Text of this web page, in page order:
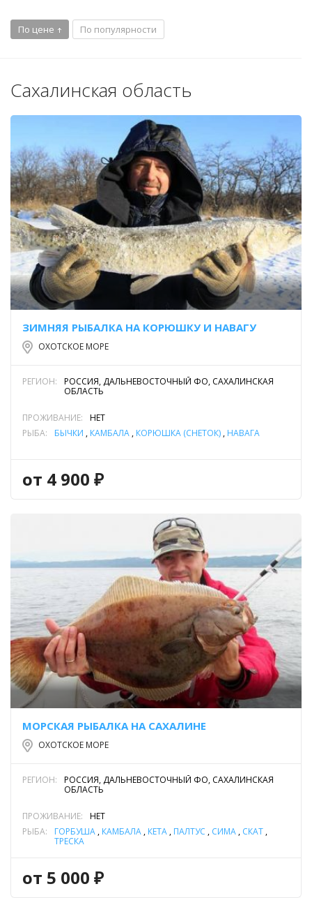
По цене По популярности
Сахалинская область
ЗИМНЯЯ РЫБАЛКА НА КОРЮШКУ И НАВАГУ
ОХОТСКОЕ МОРЕ
РЕГИОН:
РОССИЯ, ДАЛЬНЕВОСТОЧНЫЙ ФО, САХАЛИНСКАЯ
ОБЛАСТЬ
ПРОЖИВАНИЕ:
НЕТ
РЫБА:
БЫЧКИ , КАМБАЛА , КОРЮШКА (СНЕТОК) , НАВАГА
от 4 900 ₽
МОРСКАЯ РЫБАЛКА НА САХАЛИНЕ
ОХОТСКОЕ МОРЕ
РЕГИОН:
РОССИЯ, ДАЛЬНЕВОСТОЧНЫЙ ФО, САХАЛИНСКАЯ
ОБЛАСТЬ
ПРОЖИВАНИЕ:
НЕТ
РЫБА:
ГОРБУША , КАМБАЛА , КЕТА , ПАЛТУС , СИМА , СКАТ ,
ТРЕСКА
от 5 000 ₽